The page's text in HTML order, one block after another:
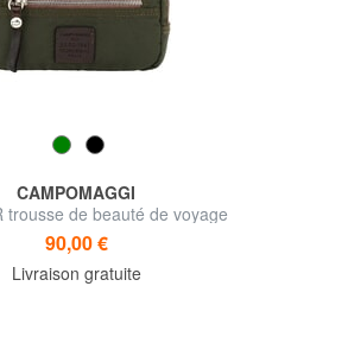
CAMPOMAGGI
trousse de beauté de voyage
90,00 €
Livraison gratuite